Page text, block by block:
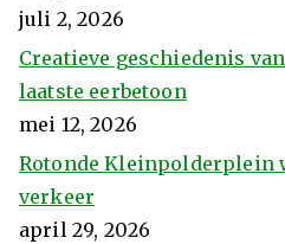
juli 2, 2026
Creatieve geschiedenis
laatste eerbetoon
mei 12, 2026
Rotonde Kleinpolderplein
verkeer
april 29, 2026